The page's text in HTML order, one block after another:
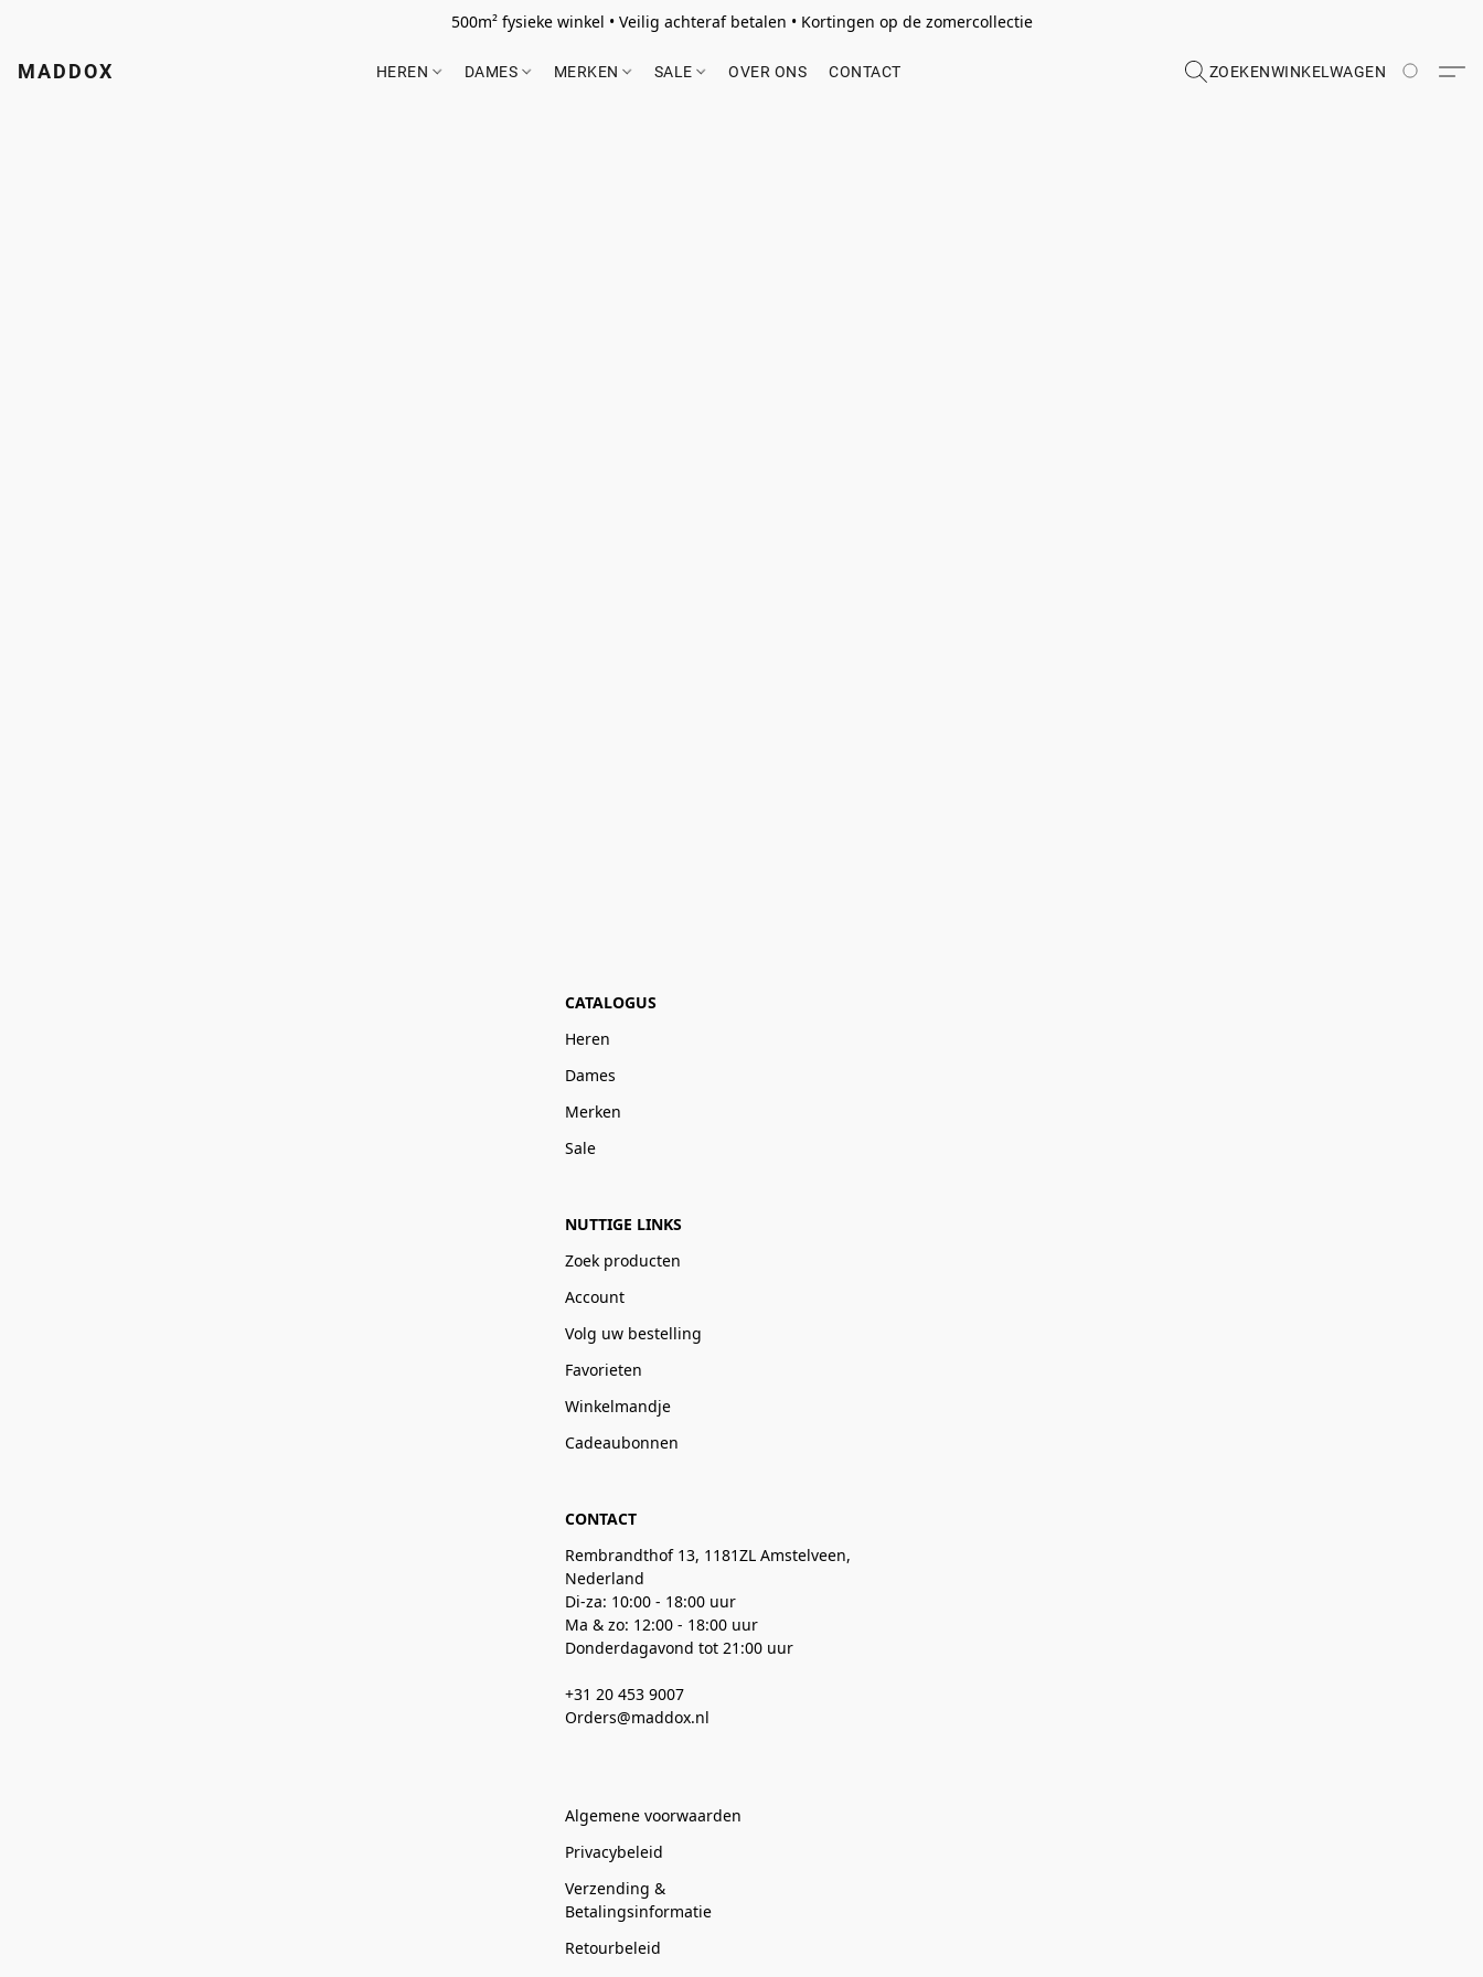
500m² fysieke winkel • Veilig achteraf betalen • Kortingen op de zomercollectie
MADDOX HEREN DAMES MERKEN SALE OVER ONS CONTACT ZOEKENWINKELWAGEN
CATALOGUS
Heren
Dames
Merken
Sale
NUTTIGE LINKS
Zoek producten
Account
Volg uw bestelling
Favorieten
Winkelmandje
Cadeaubonnen
CONTACT
Rembrandthof 13, 1181ZL Amstelveen,
Nederland
Di-za: 10:00 - 18:00 uur
Ma & zo: 12:00 - 18:00 uur
Donderdagavond tot 21:00 uur
+31 20 453 9007
Orders@maddox.nl
Algemene voorwaarden
Privacybeleid
Verzending &
Betalingsinformatie
Retourbeleid